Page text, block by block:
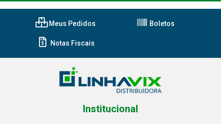
Meus Pedidos Boletos
Notas Fiscais
Institucional